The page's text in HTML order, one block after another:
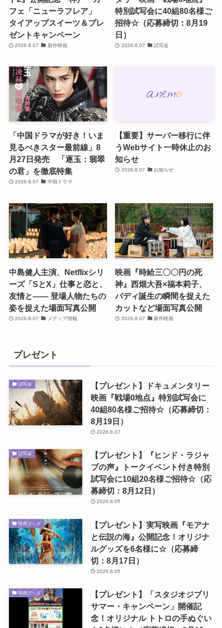
フェ「ニューラフレア」
タイアップスイーツ＆プレ
ゼントキャンペーン
2026.8.07 新作映画
特別試写会に40組80名様ご
招待☆（応募締切：8月19
日）
2026.8.07 試写会
「中国ドラマが好き！いま
見るべきスター最前線」8
月27日発売 「逐玉：翡翠
の君」を徹底特集
2026.8.07 中国ドラマ
【重要】サーバー移行に伴
うWebサイト一時休止のお
知らせ
2026.8.07 お知らせ
中島健人主演、Netflixシリ
ーズ「SとX」仕事と恋と、
友情と―― 登場人物たちの
姿を捉えた場面写真公開
2026.8.07 メディア情報
映画『時給三〇〇円の死
神』西畑大吾×福本莉子、
バディ誕生の瞬間を捉えた
カットなど場面写真公開
2026.8.07 新作映画
プレゼント
試写会
【プレゼント】ドキュメンタリー
映画『戦場0地点』特別試写会に
40組80名様ご招待☆（応募締切：
8月19日）
2026.8.07
試写会
【プレゼント】『ヒンド・ラジャ
ブの声』トークイベント付き特別
試写会に10組20名様ご招待☆（応
募締切：8月12日）
2026.8.05
映画グッズ
【プレゼント】実写映画『モアナ
と伝説の海』公開記念！オリジナ
ルグッズを6名様に☆（応募締
切：8月17日）
2026.8.05
映画グッズ
【プレゼント】「スタジオジブリ
サマー・キャンペーン」開催記
念！オリジナル トトロの手ぬぐい